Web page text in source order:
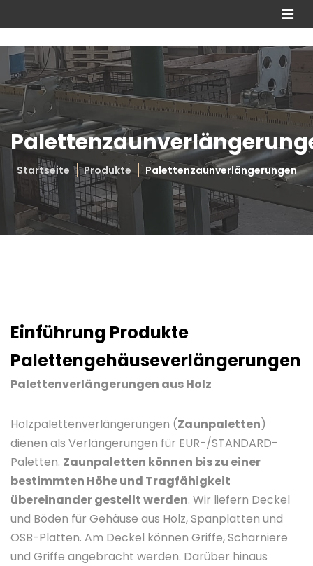
Startseite Produkte Palettenzaunverlängerungen
Einführung Produkte
Palettengehäuseverlängerungen
Palettenverlängerungen aus Holz
Holzpalettenverlängerungen (Zaunpaletten)
dienen als Verlängerungen für EUR-/STANDARD-
Paletten. Zaunpaletten können bis zu einer
bestimmten Höhe und Tragfähigkeit
übereinander gestellt werden. Wir liefern Deckel
und Böden für Gehäuse aus Holz, Spanplatten und
OSB-Platten. Am Deckel können Griffe, Scharniere
und Griffe angebracht werden. Darüber hinaus